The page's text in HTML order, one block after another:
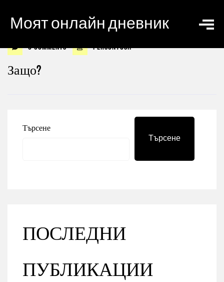
Моят онлайн дневник
0 Comments personyosif
Защо?
Търсене
Търсене
ПОСЛЕДНИ
ПУБЛИКАЦИИ